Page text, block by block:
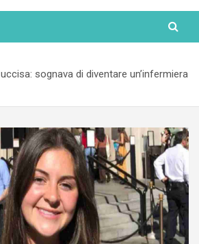
sognava di diventare un’infermiera